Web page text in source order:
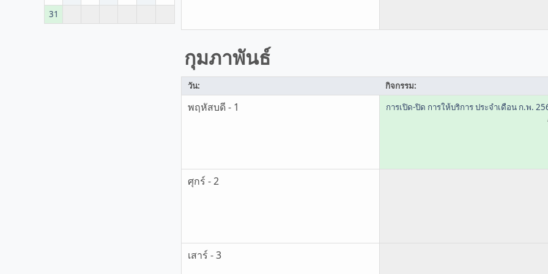
31
กุมภาพันธ์
วัน: กิจกรรม:
พฤหัสบดี - 1
การเปิด-ปิด การให้บริการ ประจำเดือน ก.พ.
ศุกร์ - 2
เสาร์ - 3